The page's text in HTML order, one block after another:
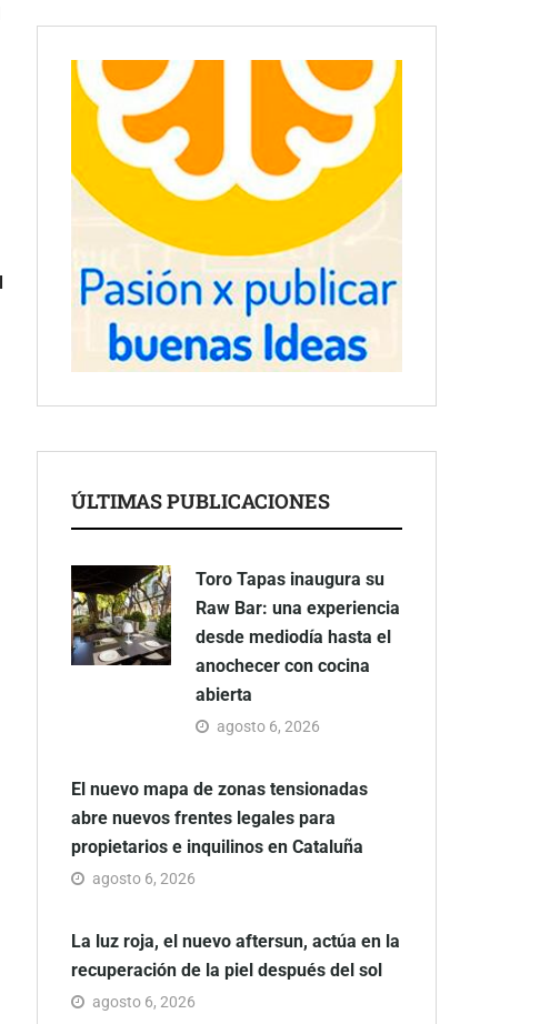
ÚLTIMAS PUBLICACIONES
Toro Tapas inaugura su
Raw Bar: una experiencia
desde mediodía hasta el
anochecer con cocina
abierta
agosto 6, 2026
El nuevo mapa de zonas tensionadas
abre nuevos frentes legales para
propietarios e inquilinos en Cataluña
agosto 6, 2026
La luz roja, el nuevo aftersun, actúa en la
recuperación de la piel después del sol
agosto 6, 2026